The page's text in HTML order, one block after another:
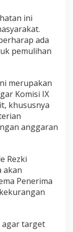
ini
ada
pemulihan
merupakan
Komisi IX
khususnya
anggaran
Rezki
akan
Penerima
agar target